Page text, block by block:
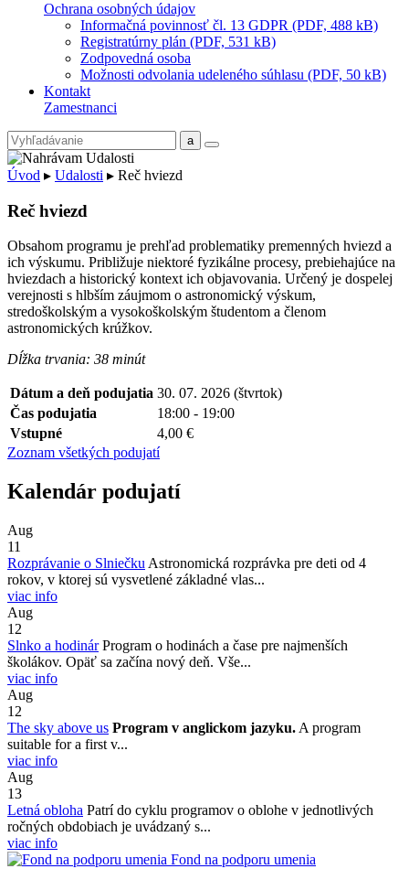
Ochrana osobných údajov
Informačná povinnosť čl. 13 GDPR (PDF, 488 kB)
Registratúrny plán (PDF, 531 kB)
Zodpovedná osoba
Možnosti odvolania udeleného súhlasu (PDF, 50 kB)
Kontakt
Zamestnanci
Úvod ▸ Udalosti ▸ Reč hviezd
Reč hviezd
Obsahom programu je prehľad problematiky premenných hviezd a
ich výskumu. Približuje niektoré fyzikálne procesy, prebiehajúce na
hviezdach a historický kontext ich objavovania. Určený je dospelej
verejnosti s hlbším záujmom o astronomický výskum,
stredoškolským a vysokoškolským študentom a členom
astronomických krúžkov.
Dĺžka trvania: 38 minút
Dátum a deň podujatia 30. 07. 2026 (štvrtok)
Čas podujatia
18:00 - 19:00
Vstupné
4,00 €
Zoznam všetkých podujatí
Kalendár podujatí
Aug
11
Rozprávanie o Slniečku Astronomická rozprávka pre deti od 4
rokov, v ktorej sú vysvetlené základné vlas...
viac info
Aug
12
Slnko a hodinárProgram o hodinách a čase pre najmenších
školákov. Opäť sa začína nový deň. Vše...
viac info
Aug
12
The sky above us Program v anglickom jazyku. A program
suitable for a first v...
viac info
Aug
13
Letná obloha Patrí do cyklu programov o oblohe v jednotlivých
ročných obdobiach je uvádzaný s...
viac info
Fond na podporu umenia